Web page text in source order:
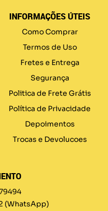
INFORMAÇÕES ÚTEIS
Como Comprar
Termos de Uso
Fretes e Entrega
Segurança
Politica de Frete Grátis
Política de Privacidade
Depoimentos
Trocas e Devolucoes
(WhatsApp)